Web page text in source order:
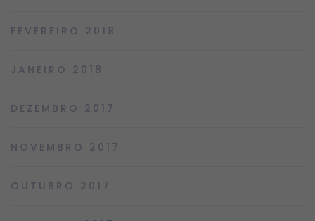
FEVEREIRO 2018
JANEIRO 2018
DEZEMBRO 2017
NOVEMBRO 2017
OUTUBRO 2017